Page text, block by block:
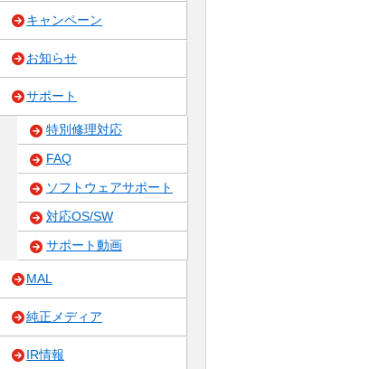
キャンペーン
お知らせ
サポート
特別修理対応
FAQ
ソフトウェアサポート
対応OS/SW
サポート動画
MAL
純正メディア
IR情報